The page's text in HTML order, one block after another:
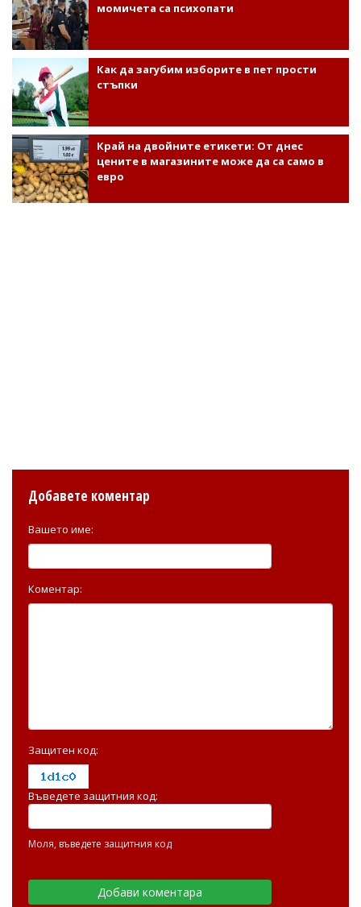
момичета са психопати
Как да загубим изборите в пет прости
стъпки
Край на двойните етикети: От днес
цените в магазините може да са само в
евро
Добавете коментар
Вашето име:
Коментар:
Защитен код:
Въведете защитния код:
Моля, въведете защитния код